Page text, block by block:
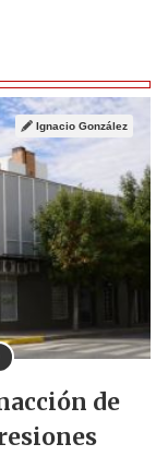
Ignacio González
de